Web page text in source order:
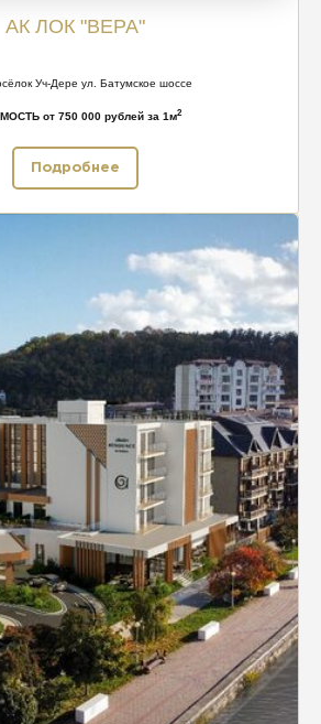
АК ЛОК "ВЕРА"
Уч-Дере ул. Батумское шоссе
от 750 000 рублей за 1м2
Подробнее